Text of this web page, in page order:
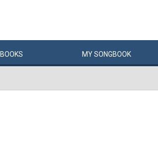
BOOKS MYSONGBOOK